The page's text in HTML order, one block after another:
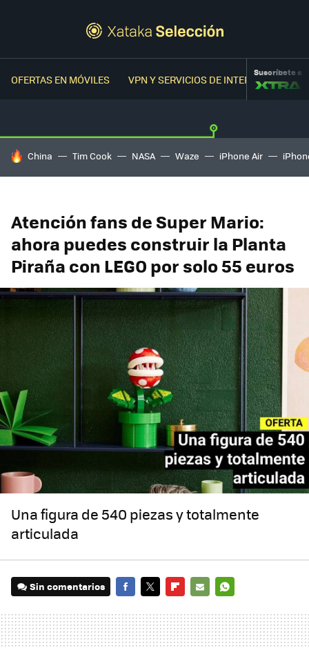
OFERTAS EN MÓVILES VPN Y SERVICIOS DE INTERNETSuscríbete a
HOY SE HABLA DE
China Tim Cook NASA Waze iPhone Air
Atención fans de Super Mario:
ahora puedes construir la Planta
Piraña con LEGO por solo 55 euros
Una figura de 540 piezas y totalmente
articulada
Sin comentarios
MAIL